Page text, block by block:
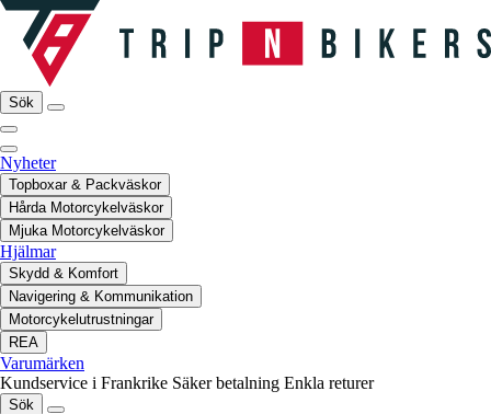
Sök
Nyheter
Topboxar & Packväskor
Hårda Motorcykelväskor
Mjuka Motorcykelväskor
Hjälmar
Skydd & Komfort
Navigering & Kommunikation
Motorcykelutrustningar
REA
Varumärken
Kundservice i Frankrike Säker betalning Enkla returer
Sök